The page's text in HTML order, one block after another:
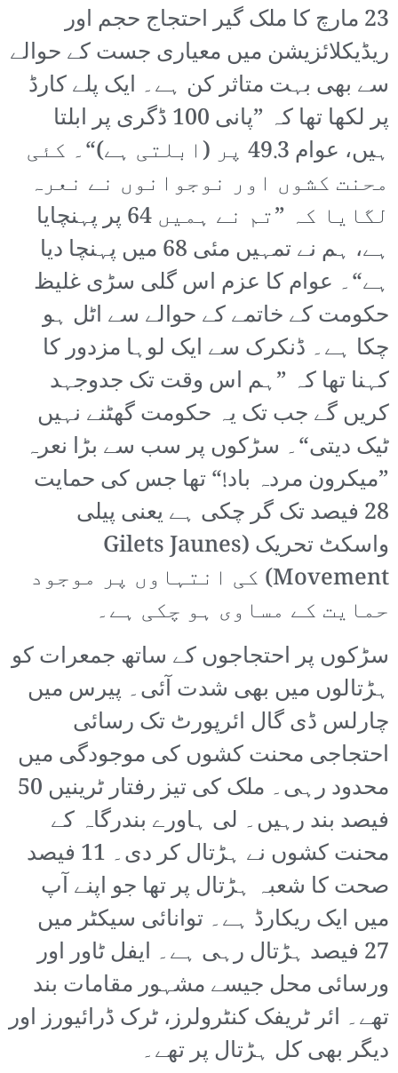
23 مارچ کا ملک گیر احتجاج حجم اور
ریڈیکلائزیشن میں معیاری جست کے حوالے
سے بھی بہت متاثر کن ہے۔ ایک پلے کارڈ
پر لکھا تھا کہ ”پانی 100 ڈگری پر ابلتا
ہیں، عوام 49.3 پر (ابلتی ہے)“۔ کئی
محنت کشوں اور نوجوانوں نے نعرہ
لگایا کہ ”تم نے ہمیں 64 پر پہنچایا
ہے، ہم نے تمہیں مئی 68 میں پہنچا دیا
ہے“۔ عوام کا عزم اس گلی سڑی غلیظ
حکومت کے خاتمے کے حوالے سے اٹل ہو
چکا ہے۔ ڈنکرک سے ایک لوہا مزدور کا
کہنا تھا کہ ”ہم اس وقت تک جدوجہد
کریں گے جب تک یہ حکومت گھٹنے نہیں
ٹیک دیتی“۔ سڑکوں پر سب سے بڑا نعرہ
”میکرون مردہ باد!“ تھا جس کی حمایت
28 فیصد تک گر چکی ہے یعنی پیلی
واسکٹ تحریک (Gilets Jaunes
Movement) کی انتہاوں پر موجود
حمایت کے مساوی ہو چکی ہے۔
سڑکوں پر احتجاجوں کے ساتھ جمعرات کو
ہڑتالوں میں بھی شدت آئی۔ پیرس میں
چارلس ڈی گال ائرپورٹ تک رسائی
احتجاجی محنت کشوں کی موجودگی میں
محدود رہی۔ ملک کی تیز رفتار ٹرینیں 50
فیصد بند رہیں۔ لی ہاورے بندرگاہ کے
محنت کشوں نے ہڑتال کر دی۔ 11 فیصد
صحت کا شعبہ ہڑتال پر تھا جو اپنے آپ
میں ایک ریکارڈ ہے۔ توانائی سیکٹر میں
27 فیصد ہڑتال رہی ہے۔ ایفل ٹاور اور
ورسائی محل جیسے مشہور مقامات بند
تھے۔ ائر ٹریفک کنٹرولرز، ٹرک ڈرائیورز اور
دیگر بھی کل ہڑتال پر تھے۔